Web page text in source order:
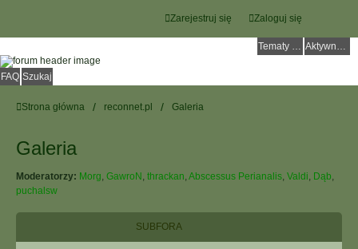
Zaloguj się
Zarejestruj się
Tematy bez odpowiedzi Aktywne tematy
FAQ Szukaj
Strona główna reconnet.pl Galeria
Galeria
Moderatorzy: Morg, GawroN , thrackan, Abscessus Perianalis, Valdi, Dąb,
puchalsw
SUBFORA